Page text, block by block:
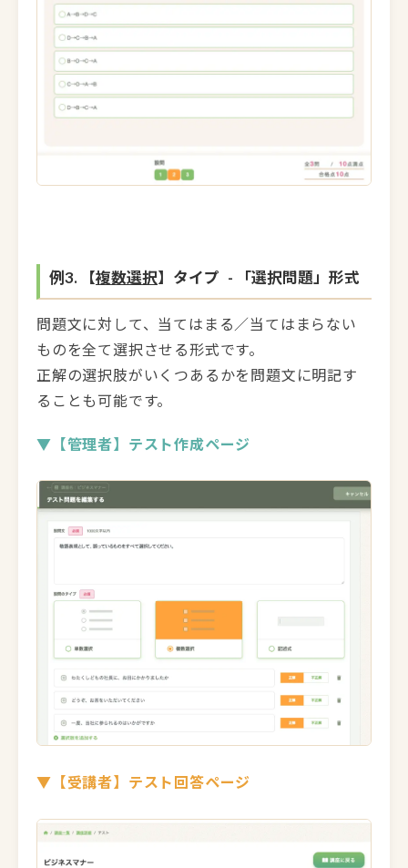
例3. 【複数選択】タイプ - 「選択問題」形式
問題文に対して、当てはまる／当てはまらない
ものを全て選択させる形式です。
正解の選択肢がいくつあるかを問題文に明記す
ることも可能です。
▼【管理者】テスト作成ページ
▼【受講者】テスト回答ページ